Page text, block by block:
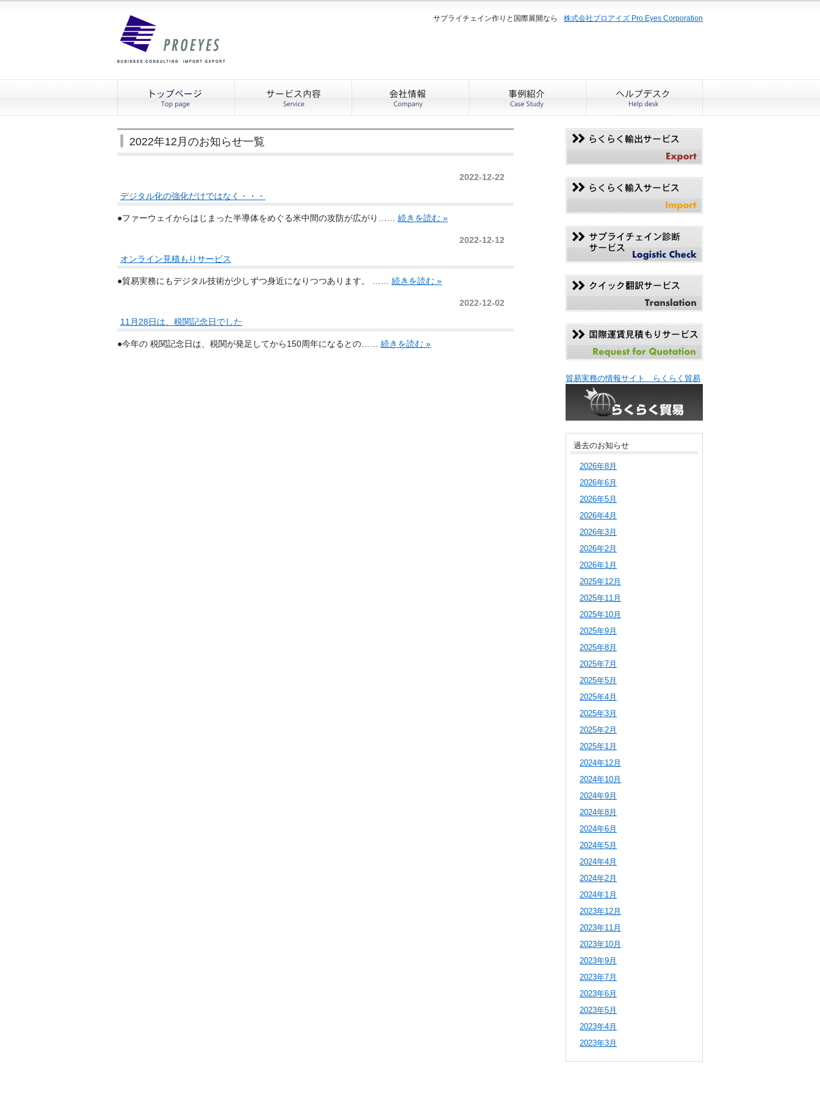
サプライチェイン作りと国際展開なら 株式会社プロアイズ Pro Eyes Corporation
2022年12月のお知らせ一覧
2022-12-22
デジタル化の強化だけではなく・・・
●ファーウェイからはじまった半導体をめぐる米中間の攻防が広がり…… 続きを読む »
2022-12-12
オンライン見積もりサービス
●貿易実務にもデジタル技術が少しずつ身近になりつつあります。 …… 続きを読む »
2022-12-02
11月28日は、税関記念日でした
●今年の 税関記念日は、税関が発足してから150周年になるとの…… 続きを読む »
貿易実務の情報サイト らくらく貿易
過去のお知らせ
2026年8月
2026年6月
2026年5月
2026年4月
2026年3月
2026年2月
2026年1月
2025年12月
2025年11月
2025年10月
2025年9月
2025年8月
2025年7月
2025年5月
2025年4月
2025年3月
2025年2月
2025年1月
2024年12月
2024年10月
2024年9月
2024年8月
2024年6月
2024年5月
2024年4月
2024年2月
2024年1月
2023年12月
2023年11月
2023年10月
2023年9月
2023年7月
2023年6月
2023年5月
2023年4月
2023年3月